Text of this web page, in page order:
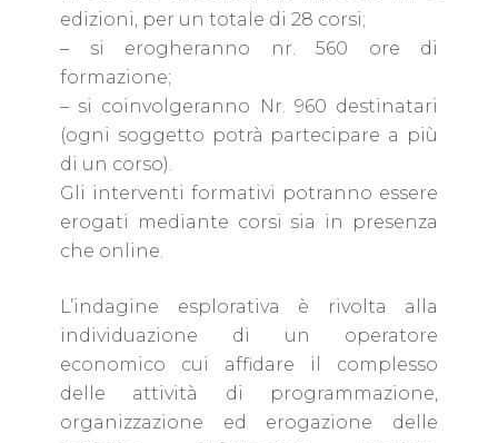
edizioni, per un totale di 28 corsi;
– si erogheranno nr. 560 ore di
formazione;
– si coinvolgeranno Nr. 960 destinatari
(ogni soggetto potrà partecipare a più
di un corso).
Gli interventi formativi potranno essere
erogati mediante corsi sia in presenza
che online.
L’indagine esplorativa è rivolta alla
individuazione di un operatore
economico cui affidare il complesso
delle attività di programmazione,
organizzazione ed erogazione delle